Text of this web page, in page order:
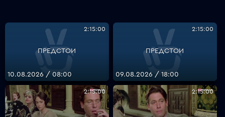
VOYO
ПРЕДСТОИ
2:15:00
10.08.2026 / 08:00
ПРЕДСТОИ
2:15:00
09.08.2026 / 18:00
2:15:00 2:15:00